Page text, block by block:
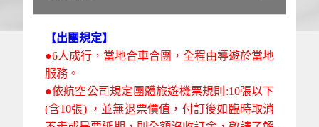
【出團規定】
●6人成行，當地合車合團，全程由導遊於當地
服務。
●依航空公司規定團體旅遊機票規則:10張以下
(含10張) ，並無退票價值，付訂後如臨時取消